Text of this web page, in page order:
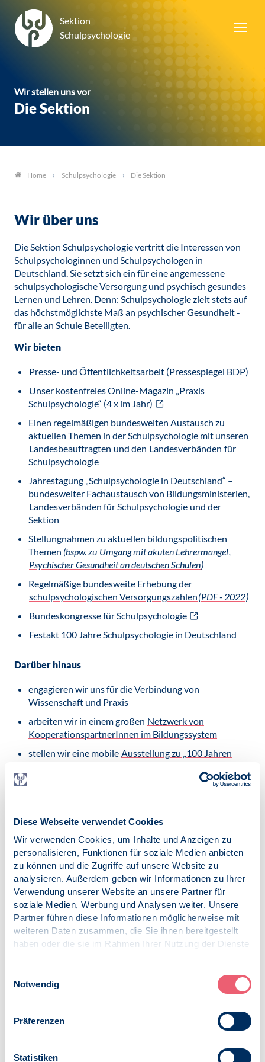
Diese Webseite verwendet Cookies
Wir verwenden Cookies, um Inhalte und Anzeigen zu
personalisieren, Funktionen für soziale Medien anbieten
zu können und die Zugriffe auf unsere Website zu
analysieren. Außerdem geben wir Informationen zu Ihrer
Verwendung unserer Website an unsere Partner für
soziale Medien, Werbung und Analysen weiter. Unsere
Partner führen diese Informationen möglicherweise mit
weiteren Daten zusammen, die Sie ihnen bereitgestellt
haben oder die sie im Rahmen Ihrer Nutzung der Dienste
gesammelt haben.
Notwendig
Präferenzen
Statistiken
Sektion
Schulpsychologie
Wir stellen uns vor
Die Sektion
Home Schulpsychologie Die Sektion
Wir über uns
Die Sektion Schulpsychologie vertritt die Interessen von
Schulpsychologinnen und Schulpsychologen in
Deutschland. Sie setzt sich ein für eine angemessene
schulpsychologische Versorgung und psychisch gesundes
Lernen und Lehren. Denn: Schulpsychologie zielt stets auf
das höchstmöglichste Maß an psychischer Gesundheit -
für alle an Schule Beteiligten.
Wir bieten
Presse- und Öffentlichkeitsarbeit (Pressespiegel BDP)
Unser kostenfreies Online-Magazin „Praxis
Schulpsychologie“ (4 x im Jahr)
Einen regelmäßigen bundesweiten Austausch zu
aktuellen Themen in der Schulpsychologie mit unseren
Landesbeauftragten und den Landesverbänden für
Schulpsychologie
Jahrestagung „Schulpsychologie in Deutschland“ –
bundesweiter Fachaustausch von Bildungsministerien,
Landesverbänden für Schulpsychologie und der
Sektion
Stellungnahmen zu aktuellen bildungspolitischen
Themen (bspw. zu Umgang mit akuten Lehrermangel,
Psychischer Gesundheit an deutschen Schulen)
Regelmäßige bundesweite Erhebung der
schulpsychologischen Versorgungszahlen(PDF - 2022)
Bundeskongresse für Schulpsychologie
Festakt 100 Jahre Schulpsychologie in Deutschland
Darüber hinaus
engagieren wir uns für die Verbindung von
Wissenschaft und Praxis
arbeiten wir in einem großen Netzwerk von
KooperationspartnerInnen im Bildungssystem
stellen wir eine mobile Ausstellung zu „100 Jahren
geben wir Empfehlungen und Standards für die Praxis
beraten wir Studierende
sichern wir historisches Material der Schulpsychologie
Der Vorstand
Der Vorstand der Sektion stellt
sich vor. Haben Sie Fragen,
Wünsche?
Wollen Sie bei uns mitarbeiten
oder sich bei uns einbringen?